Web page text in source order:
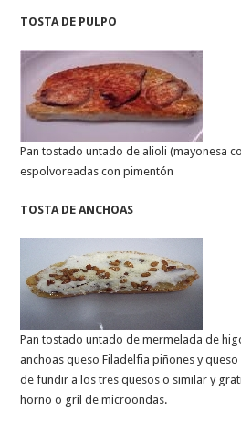
TOSTA DE PULPO
Pan tostado untado de alioli (mayonesa
espolvoreadas con pimentón
TOSTA DE ANCHOAS
Pan tostado untado de mermelada de
anchoas queso Filadelfia piñones y
de fundir a los tres quesos o similar y
horno o gril de microondas.